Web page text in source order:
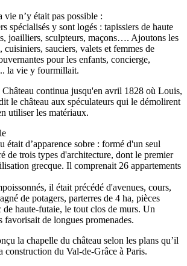
vie n’y était pas possible :
spécialisés y sont logés : tapissiers de haute
joailliers, sculpteurs, maçons…. Ajoutons les
cuisiniers, sauciers, valets et femmes de
pour les enfants, concierge,
la vie y fourmillait.
continua jusqu'en avril 1828 où Louis,
le château aux spéculateurs qui le démolirent
utiliser les matériaux.
était d’apparence sobre : formé d'un seul
de trois types d'architecture, dont le premier
grecque. Il comprenait 26 appartements
il était précédé d'avenues, cours,
de potagers, parterres de 4 ha, pièces
de haute-futaie, le tout clos de murs. Un
favorisait de longues promenades.
la chapelle du château selon les plans qu’il
construction du Val-de-Grâce à Paris.